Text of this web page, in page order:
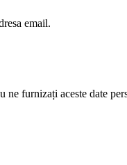
email.
furnizați aceste date